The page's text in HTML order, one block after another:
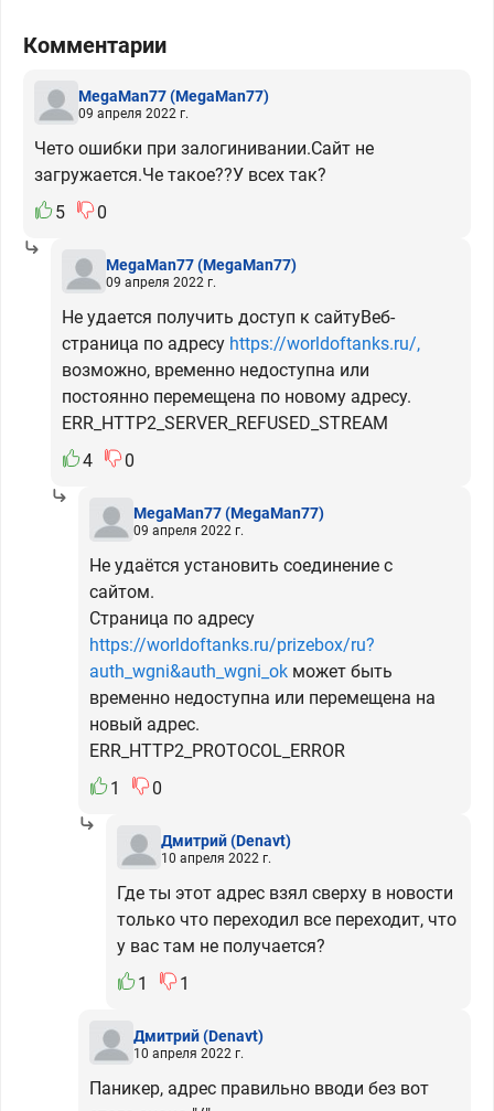
Комментарии
MegaMan77(MegaMan77)
09 апреля 2022 г.
Чето ошибки при залогинивании.Сайт не
загружается.Че такое??У всех так?
5
0
MegaMan77(MegaMan77)
09 апреля 2022 г.
Не удается получить доступ к сайтуВеб-
страница по адресу https://worldoftanks.ru/,
возможно, временно недоступна или
постоянно перемещена по новому адресу.
ERR_HTTP2_SERVER_REFUSED_STREAM
4
0
MegaMan77(MegaMan77)
09 апреля 2022 г.
Не удаётся установить соединение с
сайтом.
Страница по адресу
https://worldoftanks.ru/prizebox/ru?
auth_wgni&auth_wgni_ok может быть
временно недоступна или перемещена на
новый адрес.
ERR_HTTP2_PROTOCOL_ERROR
1
0
Дмитрий(Denavt)
10 апреля 2022 г.
Где ты этот адрес взял сверху в новости
только что переходил все переходит, что
у вас там не получается?
1
1
Дмитрий(Denavt)
10 апреля 2022 г.
Паникер, адрес правильно вводи без вот